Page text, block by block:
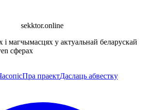
sekktor.online
і магчымасцях у актуальнай беларускай
сферах
Пра праектДаслаць абвестку